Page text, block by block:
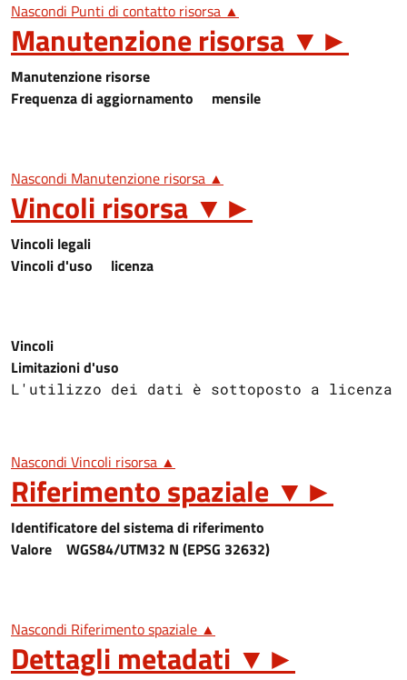
Nascondi Punti di contatto risorsa ▲
Manutenzione risorsa ▼ ►
Manutenzione risorse
Frequenza di aggiornamento mensile
Nascondi Manutenzione risorsa ▲
Vincoli risorsa ▼ ►
Vincoli legali
Vincoli d'uso licenza
Vincoli
Limitazioni d'uso
L'utilizzo dei dati è sottoposto a licenza
Nascondi Vincoli risorsa ▲
Riferimento spaziale ▼ ►
Identificatore del sistema di riferimento
Valore WGS84/UTM32 N (EPSG 32632)
Nascondi Riferimento spaziale ▲
Dettagli metadati ▼ ►